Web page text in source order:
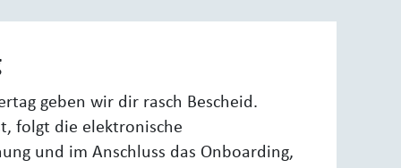
geben wir dir rasch Bescheid.
folgt die elektronische
und im Anschluss das Onboarding,